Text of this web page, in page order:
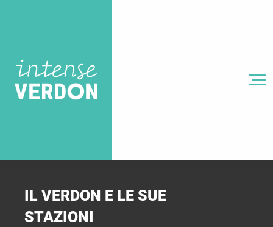
IL VERDON E LE SUE
STAZIONI